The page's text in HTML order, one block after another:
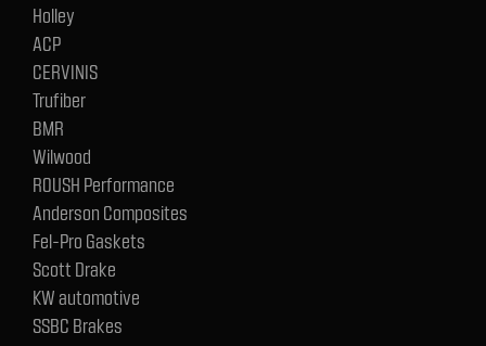
Holley
ACP
CERVINIS
Trufiber
BMR
Wilwood
ROUSH Performance
Anderson Composites
Fel-Pro Gaskets
Scott Drake
KW automotive
SSBC Brakes